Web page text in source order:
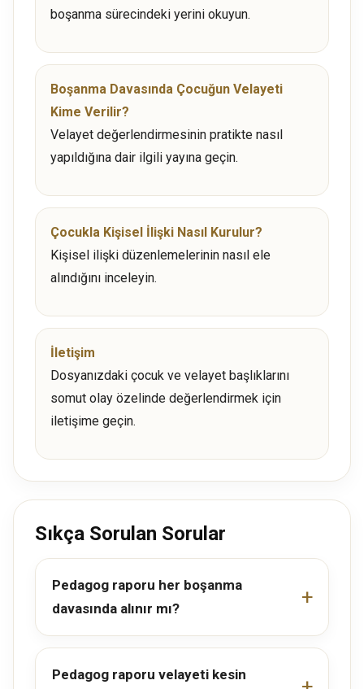
boşanma sürecindeki yerini okuyun.
Boşanma Davasında Çocuğun Velayeti
Kime Verilir?
Velayet değerlendirmesinin pratikte nasıl
yapıldığına dair ilgili yayına geçin.
Çocukla Kişisel İlişki Nasıl Kurulur?
Kişisel ilişki düzenlemelerinin nasıl ele
alındığını inceleyin.
İletişim
Dosyanızdaki çocuk ve velayet başlıklarını
somut olay özelinde değerlendirmek için
iletişime geçin.
Sıkça Sorulan Sorular
Pedagog raporu her boşanma
davasında alınır mı?
Pedagog raporu velayeti kesin